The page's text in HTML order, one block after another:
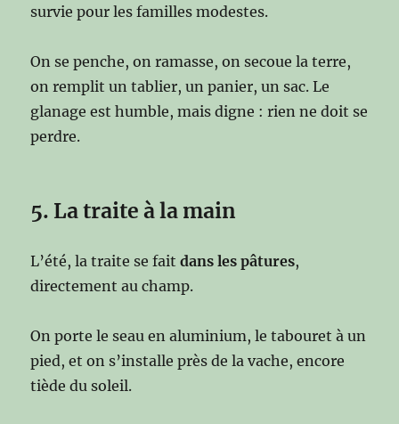
survie pour les familles modestes.
On se penche, on ramasse, on secoue la terre,
on remplit un tablier, un panier, un sac. Le
glanage est humble, mais digne : rien ne doit se
perdre.
5. La traite à la main
L’été, la traite se faitdans les pâtures,
directement au champ.
On porte le seau en aluminium, le tabouret à un
pied, et on s’installe près de la vache, encore
tiède du soleil.